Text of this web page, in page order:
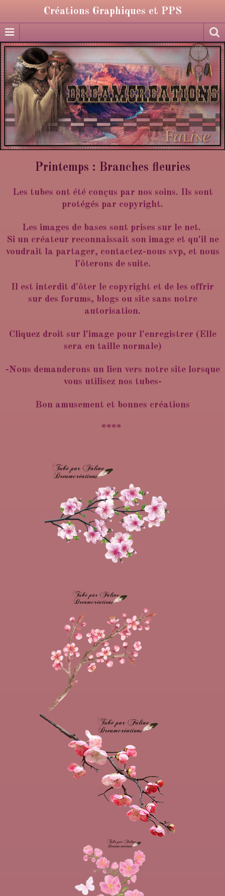
Créations Graphiques et PPS
Printemps : Branches fleuries
Les tubes ont été conçus par nos soins. Ils sont
protégés par copyright.
Les images de bases sont prises sur le net.
Si un créateur reconnaissait son image et qu'il ne
voudrait la partager, contactez-nous svp, et nous
l'ôterons de suite.
Il est interdit d'ôter le copyright et de les offrir
sur des forums, blogs ou site sans notre
autorisation.
Cliquez droit sur l'image pour l'enregistrer (Elle
sera en taille normale)
-Nous demanderons un lien vers notre site lorsque
vous utilisez nos tubes-
Bon amusement et bonnes créations
****